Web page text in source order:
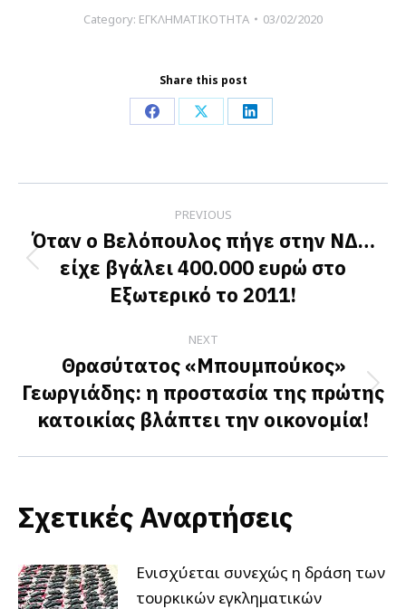
Category: ΕΓΚΛΗΜΑΤΙΚΟΤΗΤΑ 03/02/2020
Share this post
Share
Facebook
Share
X
Share
LinkedIn
navigation
PREVIOUS
Previous
post:
Όταν ο Βελόπουλος πήγε στην ΝΔ…
είχε βγάλει 400.000 ευρώ στο
Εξωτερικό το 2011!
NEXT
Next
post:
Θρασύτατος «Μπουμπούκος»
Γεωργιάδης: η προστασία της πρώτης
κατοικίας βλάπτει την οικονομία!
Σχετικές Αναρτήσεις
Ενισχύεται συνεχώς η δράση των
τουρκικών εγκληματικών